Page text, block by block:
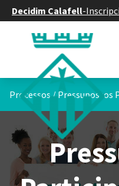
Decidim Calafell-
Processos / Pressupostos